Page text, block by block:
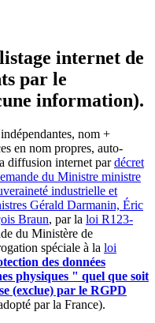
internet de
par le
information).
nom +
en nom propres, auto-
diffusion internet pardécret
du Ministre ministre
industrielle et
Gérald Darmanin, Éric
Braun, par la loi R123-
du Ministère de
spéciale à la loi
des données
physiques " quel que soit
(exclue) par le RGPD
par la France).